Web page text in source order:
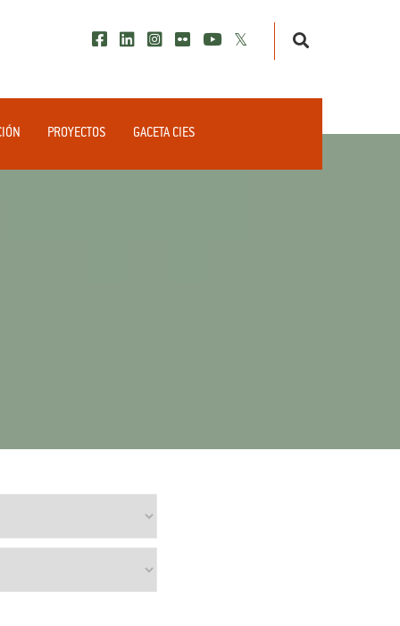
PROYECTOS GACETA CIES